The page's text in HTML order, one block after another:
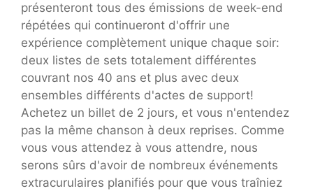
présenteront tous des émissions de week-end
répétées qui continueront d'offrir une
expérience complètement unique chaque soir:
deux listes de sets totalement différentes
couvrant nos 40 ans et plus avec deux
ensembles différents d'actes de support!
Achetez un billet de 2 jours, et vous n'entendez
pas la même chanson à deux reprises. Comme
vous vous attendez à vous attendre, nous
serons sûrs d'avoir de nombreux événements
extracurulaires planifiés pour que vous traîniez